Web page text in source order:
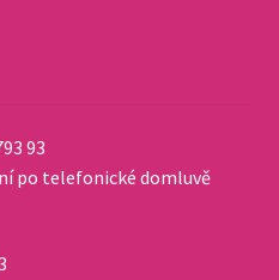
93
po telefonické domluvě